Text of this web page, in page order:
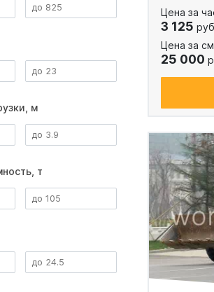
м
т
Цена за
3 125
Цена за
25 000